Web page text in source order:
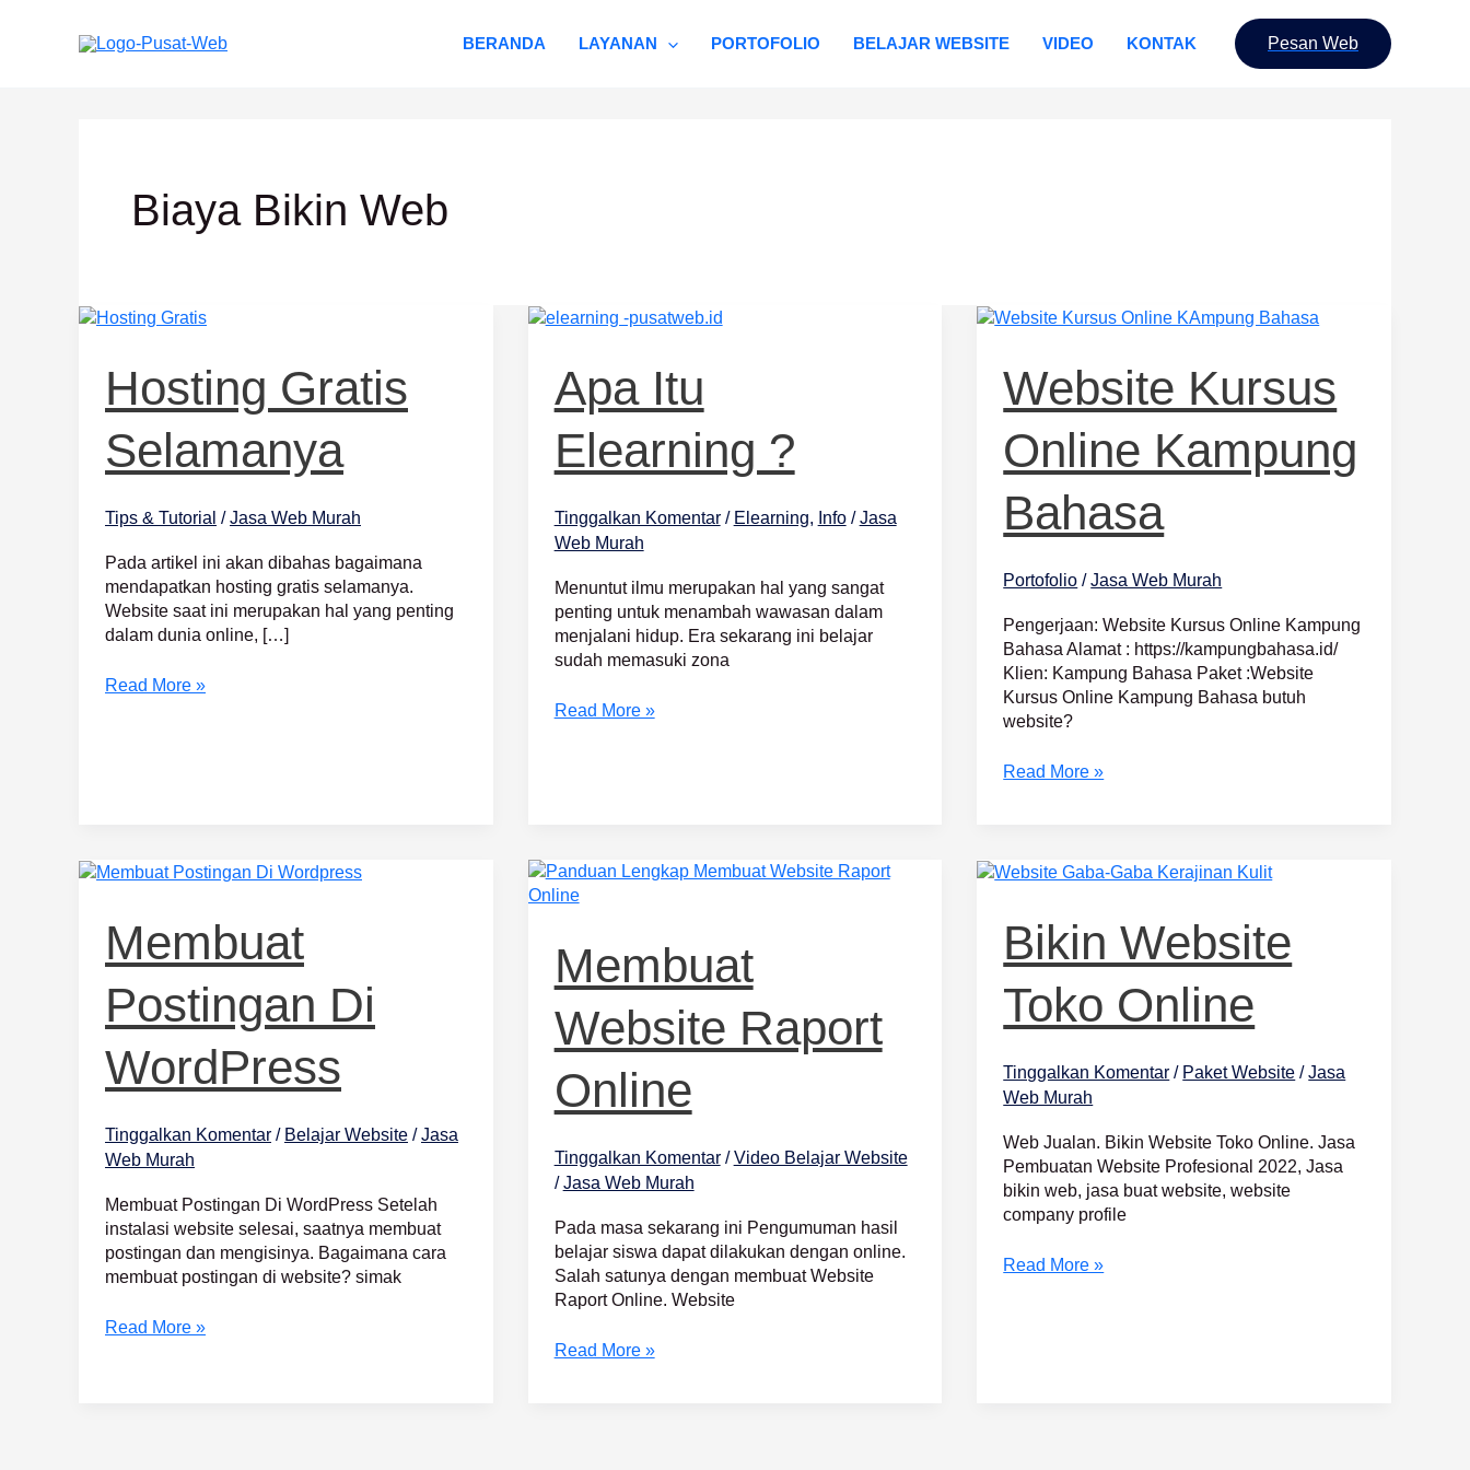
BERANDA LAYANAN PORTOFOLIO BELAJAR WEBSITE VIDEO KONTAK Pesan Web
Biaya Bikin Web
Hosting Gratis
Selamanya
Tips & Tutorial /Jasa Web Murah
Pada artikel ini akan dibahas bagaimana
mendapatkan hosting gratis selamanya.
Website saat ini merupakan hal yang penting
dalam dunia online, […]
Hosting
Read More »
Apa Itu
Elearning ?
Tinggalkan Komentar / Elearning, Info/Jasa
Web Murah
Menuntut ilmu merupakan hal yang sangat
penting untuk menambah wawasan dalam
menjalani hidup. Era sekarang ini belajar
sudah memasuki zona
Apa
?
Read More »
Website Kursus
Online Kampung
Bahasa
Portofolio /Jasa Web Murah
Pengerjaan: Website Kursus Online Kampung
Bahasa Alamat : https://kampungbahasa.id/
Klien: Kampung Bahasa Paket :Website
Kursus Online Kampung Bahasa butuh
website?
Website
Kampung
Bahasa
Read More »
Membuat
Postingan Di
WordPress
Tinggalkan Komentar / Belajar Website /Jasa
Web Murah
Membuat Postingan Di WordPress Setelah
instalasi website selesai, saatnya membuat
postingan dan mengisinya. Bagaimana cara
membuat postingan di website? simak
Membuat
WordPress
Read More »
Membuat
Website Raport
Online
Tinggalkan Komentar /Video Belajar Website
/Jasa Web Murah
Pada masa sekarang ini Pengumuman hasil
belajar siswa dapat dilakukan dengan online.
Salah satunya dengan membuat Website
Raport Online. Website
Membuat
Website
Read More »
Bikin Website
Toko Online
Tinggalkan Komentar / Paket Website /Jasa
Web Murah
Web Jualan. Bikin Website Toko Online. Jasa
Pembuatan Website Profesional 2022, Jasa
bikin web, jasa buat website, website
company profile
Bikin
Online
Read More »